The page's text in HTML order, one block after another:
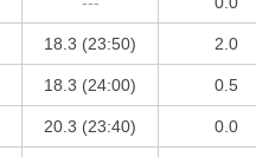
18.3 (23:50) 2.0
18.3 (24:00) 0.5
20.3 (23:40) 0.0